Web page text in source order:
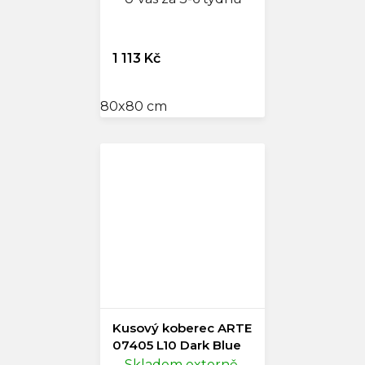
1 113 Kč
80x80 cm
Kusový koberec ARTE
07405 L10 Dark Blue